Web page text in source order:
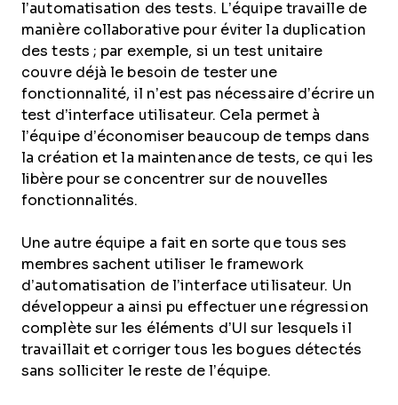
l’automatisation des tests. L’équipe travaille de
manière collaborative pour éviter la duplication
des tests ; par exemple, si un test unitaire
couvre déjà le besoin de tester une
fonctionnalité, il n’est pas nécessaire d’écrire un
test d’interface utilisateur. Cela permet à
l’équipe d’économiser beaucoup de temps dans
la création et la maintenance de tests, ce qui les
libère pour se concentrer sur de nouvelles
fonctionnalités.
Une autre équipe a fait en sorte que tous ses
membres sachent utiliser le framework
d’automatisation de l’interface utilisateur. Un
développeur a ainsi pu effectuer une régression
complète sur les éléments d’UI sur lesquels il
travaillait et corriger tous les bogues détectés
sans solliciter le reste de l’équipe.